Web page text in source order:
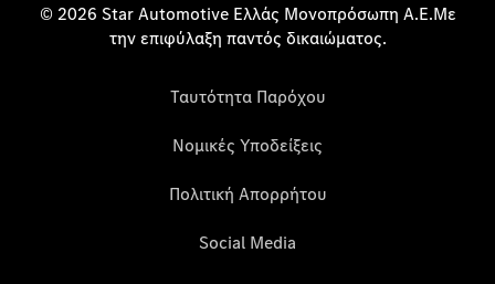
© 2026 Star Automotive Ελλάς Μονοπρόσωπη Α.Ε.Με
την επιφύλαξη παντός δικαιώματος.
Ταυτότητα Παρόχου
Νομικές Υποδείξεις
Πολιτική Απορρήτου
Social Media